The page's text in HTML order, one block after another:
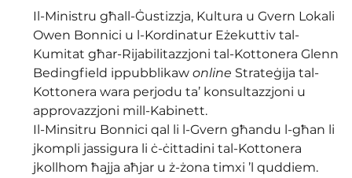
Il-Ministru għall-Ġustizzja, Kultura u Gvern Lokali
Owen Bonnici u l-Kordinatur Eżekuttiv tal-
Kumitat għar-Rijabilitazzjoni tal-Kottonera Glenn
Bedingfield ippubblikaw online Strateġija tal-
Kottonera wara perjodu ta’ konsultazzjoni u
approvazzjoni mill-Kabinett.
Il-Minsitru Bonnici qal li l-Gvern għandu l-għan li
jkompli jassigura li ċ-ċittadini tal-Kottonera
jkollhom ħajja aħjar u ż-żona timxi ’l quddiem.